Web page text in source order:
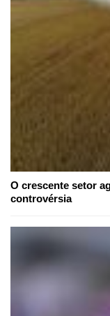
O crescente setor
controvérsia